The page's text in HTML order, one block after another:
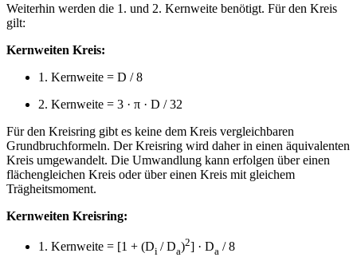
Weiterhin werden die 1. und 2. Kernweite benötigt. Für den Kreis
gilt:
Kernweiten Kreis:
1. Kernweite = D / 8
2. Kernweite = 3 · π · D / 32
Für den Kreisring gibt es keine dem Kreis vergleichbaren
Grundbruchformeln. Der Kreisring wird daher in einen äquivalenten
Kreis umgewandelt. Die Umwandlung kann erfolgen über einen
flächengleichen Kreis oder über einen Kreis mit gleichem
Trägheitsmoment.
Kernweiten Kreisring:
1. Kernweite = [1 + (Di / Da)2] · Da / 8